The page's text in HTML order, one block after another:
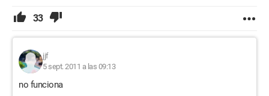
33
jjf
5 sept. 2011 a las 09:13
no funciona